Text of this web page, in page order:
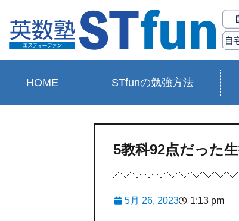
HOME STfunの勉強方法
5教科92点だった
5月 26, 2023 1:13 pm